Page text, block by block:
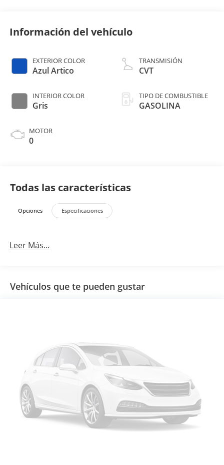
Información del vehículo
EXTERIOR COLOR
Azul Artico
INTERIOR COLOR
Gris
MOTOR
0
TRANSMISIÓN
CVT
TIPO DE COMBUSTIBLE
GASOLINA
Todas las características
Opciones Especificaciones
Leer Más...
Vehículos que te pueden gustar